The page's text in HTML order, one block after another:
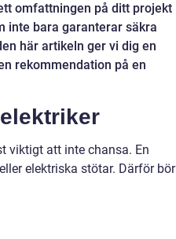
omfattningen på ditt projekt
inte bara garanterar säkra
här artikeln ger vi dig en
rekommendation på en
viktigt att inte chansa. En
elektriska stötar. Därför bör